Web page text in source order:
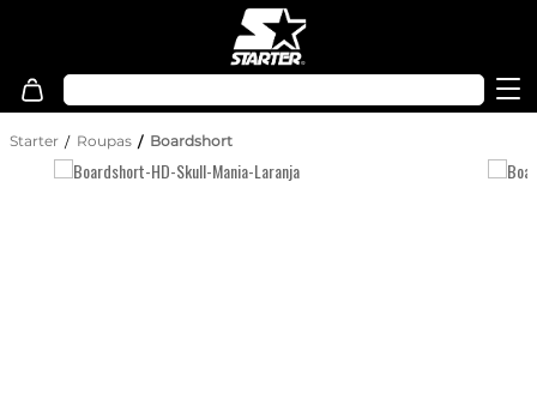
Starter Roupas Boardshort